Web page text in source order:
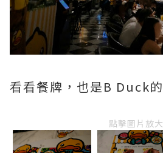
看看餐牌，也是B Duck的
點擊圖片放大